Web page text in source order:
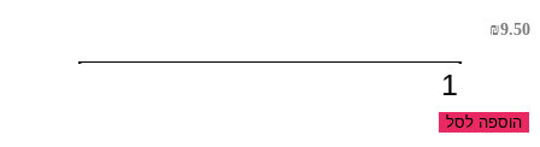
₪9.50
כמות
שלגון
הוספה לסל